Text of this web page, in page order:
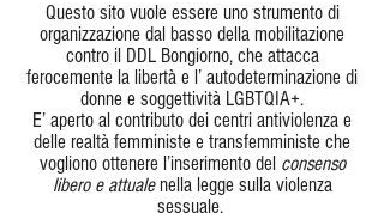
Questo sito vuole essere uno strumento di
organizzazione dal basso della mobilitazione
contro il DDL Bongiorno, che attacca
ferocemente la libertà e l’ autodeterminazione di
donne e soggettività LGBTQIA+.
E’ aperto al contributo dei centri antiviolenza e
delle realtà femministe e transfemministe che
vogliono ottenere l’inserimento del consenso
libero e attualenella legge sulla violenza
sessuale.